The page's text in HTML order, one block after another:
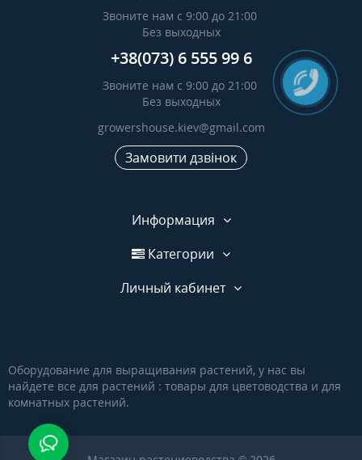
Звоните нам с 9:00 до 21:00
Без выходных
+38(073) 6 555 99 6
Звоните нам с 9:00 до 21:00
Без выходных
growershouse.kiev@gmail.com
Замовити дзвінок
Информация
Категории
Личный кабинет
Оборудование для выращивания растений, у нас вы
найдете все для растений : товары для цветоводства и для
комнатных растений.